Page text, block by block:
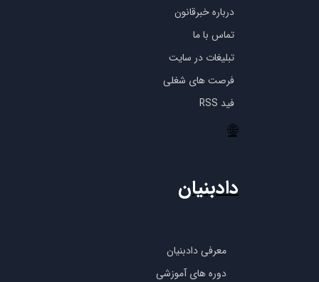
درباره خبرقانون
تماس با ما
تبلیغات در سایت
فرصت های شغلی
فید RSS
🌐
معرفی دادبنیان
دوره های آموزشی
دادبنیان